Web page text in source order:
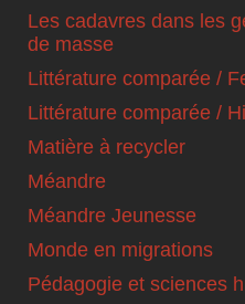
Les cadavres dans les
de masse
Littérature comparée /
Littérature comparée /
Matière à recycler
Méandre
Méandre Jeunesse
Monde en migrations
Pédagogie et sciences